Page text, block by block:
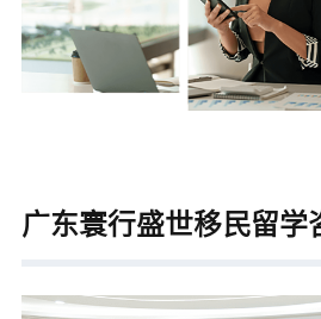
广东寰行盛世移民留学